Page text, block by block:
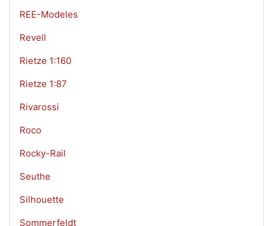
REE-Modeles
Revell
Rietze 1:160
Rietze 1:87
Rivarossi
Roco
Rocky-Rail
Seuthe
Silhouette
Sommerfeldt